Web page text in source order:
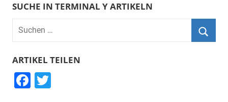
SUCHE IN TERMINAL Y ARTIKELN
Suchen
nach:
ARTIKEL TEILEN
F